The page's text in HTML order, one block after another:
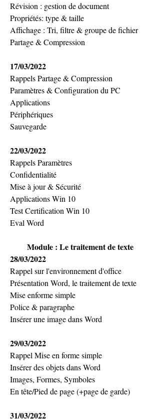
Révision : gestion de document
Propriétés: type & taille
Affichage : Tri, filtre & groupe de fichier
Partage & Compression
17/03/2022
Rappels Partage & Compression
Paramètres & Configuration du PC
Applications
Périphériques
Sauvegarde
22/03/2022
Rappels Paramètres
Confidentialité
Mise à jour & Sécurité
Applications Win 10
Test Certification Win 10
Eval Word
Module : Le traitement de texte
28/03/2022
Rappel sur l'environnement d'office
Présentation Word, le traitement de texte
Mise enforme simple
Police & paragraphe
Insérer une image dans Word
29/03/2022
Rappel Mise en forme simple
Insérer des objets dans Word
Images, Formes, Symboles
En tête/Pied de page (+page de garde)
31/03/2022